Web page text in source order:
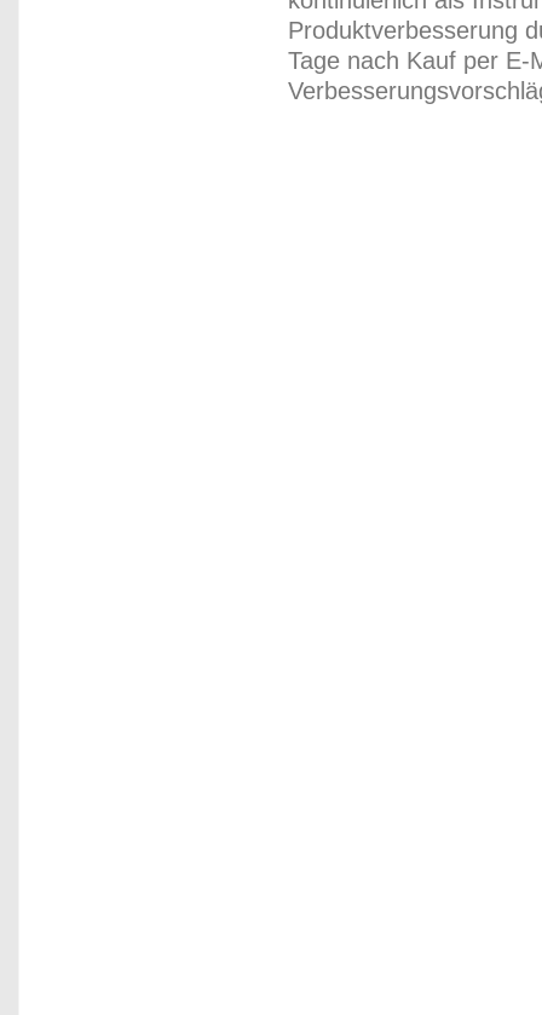
Produktverbesserung
Tage nach Kauf per E-